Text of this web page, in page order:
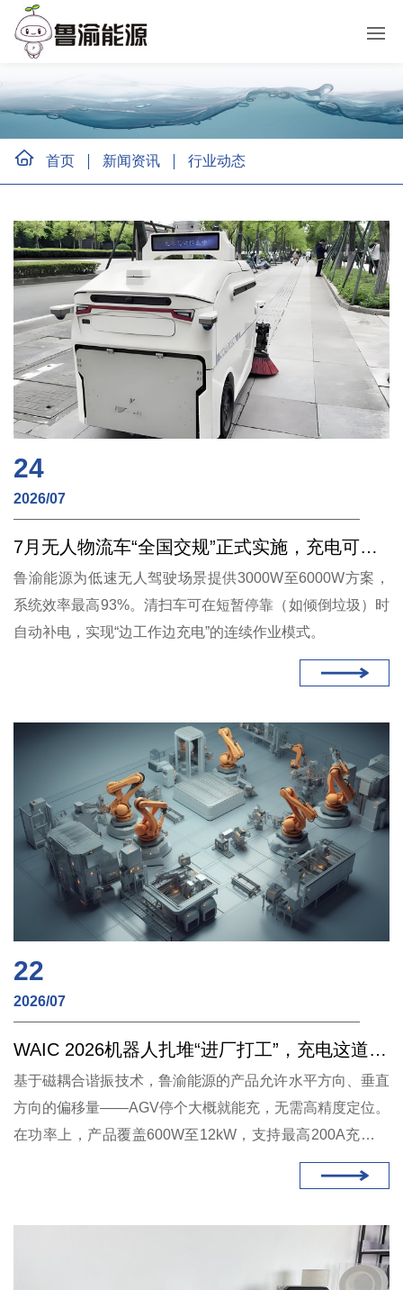
首页 新闻资讯 行业动态
24
2026/07
7月无人物流车“全国交规”正式实施，充电可靠性的第一次“大考”
鲁渝能源为低速无人驾驶场景提供3000W至6000W方案，
系统效率最高93%。清扫车可在短暂停靠（如倾倒垃圾）时
自动补电，实现“边工作边充电”的连续作业模式。
22
2026/07
WAIC 2026机器人扎堆“进厂打工”，充电这道坎怎么过？
基于磁耦合谐振技术，鲁渝能源的产品允许水平方向、垂直
方向的偏移量——AGV停个大概就能充，无需高精度定位。
在功率上，产品覆盖600W至12kW，支持最高200A充电电
流，系统效率最高93%，AGV可在装卸货间隙快速补能，无
需长时间停机。在安全上，整个充电过程完全物理隔离，无